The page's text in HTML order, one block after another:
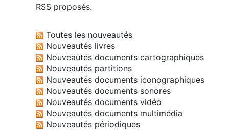
RSS proposés.
Toutes les nouveautés
Nouveautés livres
Nouveautés documents cartographiques
Nouveautés partitions
Nouveautés documents iconographiques
Nouveautés documents sonores
Nouveautés documents vidéo
Nouveautés documents multimédia
Nouveautés périodiques